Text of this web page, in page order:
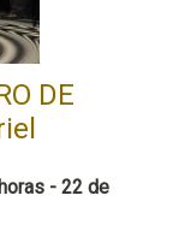
DE
- 22 de